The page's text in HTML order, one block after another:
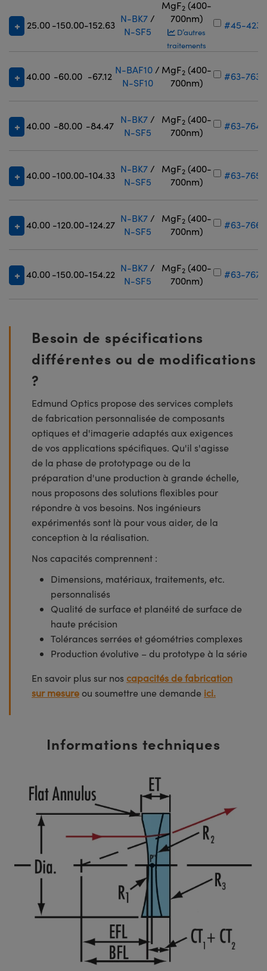
25.00 -150.00-152.63
N-BK7/
N-SF5
MgF2 (400-
700nm)
D’autres
traitements
#45-423
40.00 -60.00 -67.12
N-BAF10 /
N-SF10
MgF2 (400-
700nm)
#63-763
40.00 -80.00 -84.47
N-BK7/
N-SF5
MgF2 (400-
700nm)
#63-764
40.00-100.00-104.33
N-BK7/
N-SF5
MgF2 (400-
700nm)
#63-765
40.00 -120.00-124.27
N-BK7/
N-SF5
MgF2 (400-
700nm)
#63-766
40.00-150.00-154.22
N-BK7/
N-SF5
MgF2 (400-
700nm)
#63-767
Besoin de spécifications
différentes ou de modifications
?
Edmund Optics propose des services complets
de fabrication personnalisée de composants
optiques et d'imagerie adaptés aux exigences
de vos applications spécifiques. Qu'il s'agisse
de la phase de prototypage ou de la
préparation d'une production à grande échelle,
nous proposons des solutions flexibles pour
répondre à vos besoins. Nos ingénieurs
expérimentés sont là pour vous aider, de la
conception à la réalisation.
Nos capacités comprennent :
Dimensions, matériaux, traitements, etc.
personnalisés
Qualité de surface et planéité de surface de
haute précision
Tolérances serrées et géométries complexes
Production évolutive – du prototype à la série
En savoir plus sur nos capacités de fabrication
sur mesure ou soumettre une demande ici.
Informations techniques